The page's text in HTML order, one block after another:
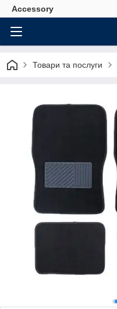
Accessory
Товари та послуги